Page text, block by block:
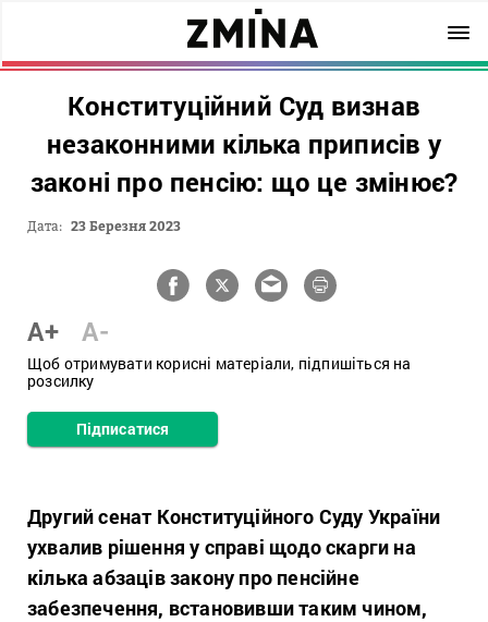
Конституційний Суд визнав
незаконними кілька приписів у
законі про пенсію: що це змінює?
Дата: 23 Березня 2023
A+ A-
Щоб отримувати корисні матеріали, підпишіться на
розсилку
Підписатися
Другий сенат Конституційного Суду України
ухвалив рішення у справі щодо скарги на
кілька абзаців закону про пенсійне
забезпечення, встановивши таким чином,